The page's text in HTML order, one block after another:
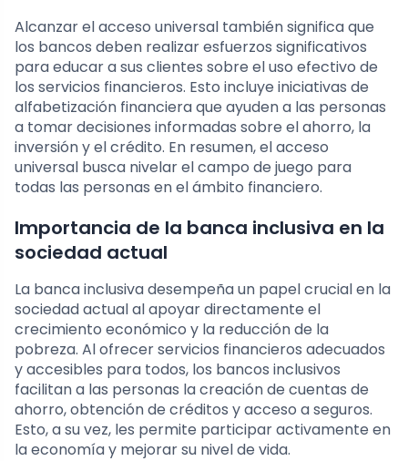
Alcanzar el acceso universal también significa que
los bancos deben realizar esfuerzos significativos
para educar a sus clientes sobre el uso efectivo de
los servicios financieros. Esto incluye iniciativas de
alfabetización financiera que ayuden a las personas
a tomar decisiones informadas sobre el ahorro, la
inversión y el crédito. En resumen, el acceso
universal busca nivelar el campo de juego para
todas las personas en el ámbito financiero.
Importancia de la banca inclusiva en la
sociedad actual
La banca inclusiva desempeña un papel crucial en la
sociedad actual al apoyar directamente el
crecimiento económico y la reducción de la
pobreza. Al ofrecer servicios financieros adecuados
y accesibles para todos, los bancos inclusivos
facilitan a las personas la creación de cuentas de
ahorro, obtención de créditos y acceso a seguros.
Esto, a su vez, les permite participar activamente en
la economía y mejorar su nivel de vida.